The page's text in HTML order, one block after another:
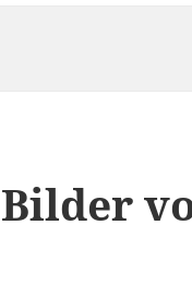
Bilder